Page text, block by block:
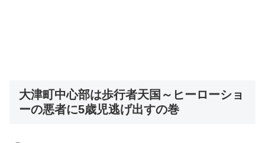
大津町中心部は歩行者天国～ヒーローショ
ーの悪者に5歳児逃げ出すの巻